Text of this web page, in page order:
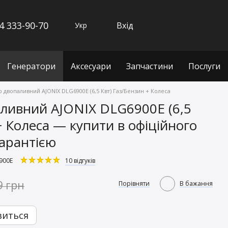
333-90-70 Укр Вхід
Генератори Аксесуари Запчастини Послуги
двопаливний AJONIX DLG6900E (6,5 Квт) Газ/Бензин + Колеса
AJONIX DLG6900E (6,5
— купити в офіційного
10 відгуків
грн Порівняти В бажання